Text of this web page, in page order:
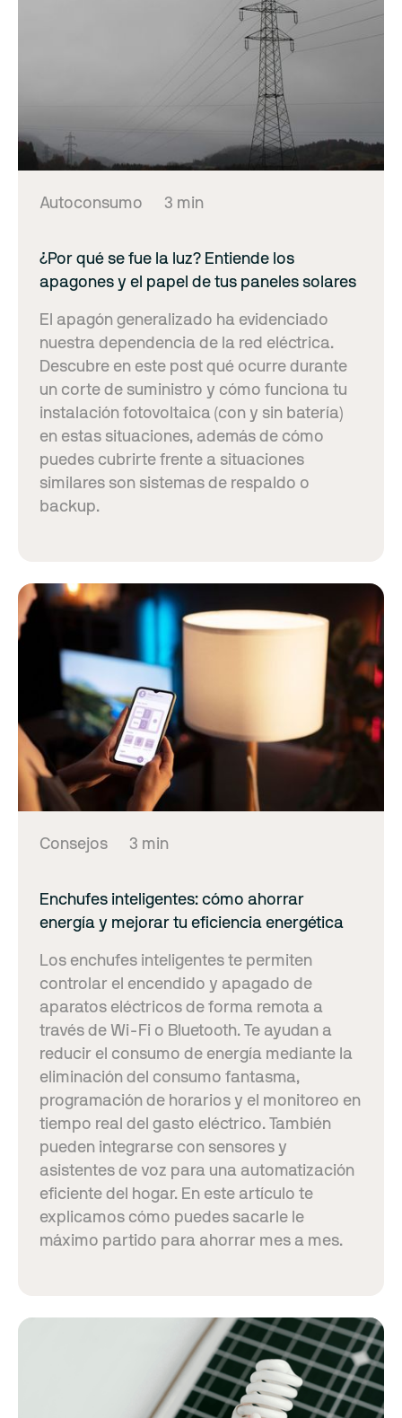
Autoconsumo 3 min
¿Por qué se fue la luz? Entiende los
apagones y el papel de tus paneles solares
El apagón generalizado ha evidenciado
nuestra dependencia de la red eléctrica.
Descubre en este post qué ocurre durante
un corte de suministro y cómo funciona tu
instalación fotovoltaica (con y sin batería)
en estas situaciones, además de cómo
puedes cubrirte frente a situaciones
similares son sistemas de respaldo o
backup.
Consejos 3 min
Enchufes inteligentes: cómo ahorrar
energía y mejorar tu eficiencia energética
Los enchufes inteligentes te permiten
controlar el encendido y apagado de
aparatos eléctricos de forma remota a
través de Wi-Fi o Bluetooth. Te ayudan a
reducir el consumo de energía mediante la
eliminación del consumo fantasma,
programación de horarios y el monitoreo en
tiempo real del gasto eléctrico. También
pueden integrarse con sensores y
asistentes de voz para una automatización
eficiente del hogar. En este artículo te
explicamos cómo puedes sacarle le
máximo partido para ahorrar mes a mes.